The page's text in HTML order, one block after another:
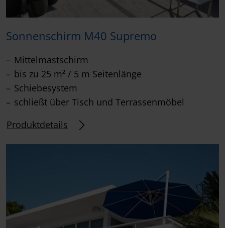
Sonnenschirm M40 Supremo
Mittelmastschirm
bis zu 25 m² / 5 m Seitenlänge
Schiebesystem
schließt über Tisch und Terrassenmöbel
Produktdetails